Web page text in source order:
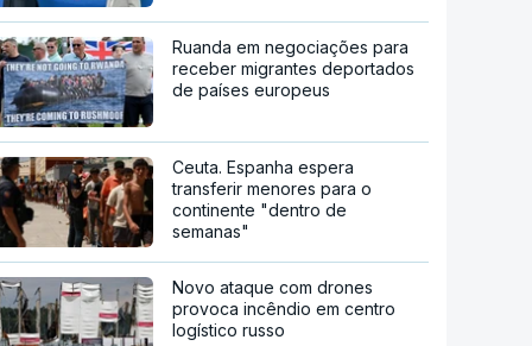
Ruanda em negociações para
receber migrantes deportados
de países europeus
Ceuta. Espanha espera
transferir menores para o
continente "dentro de
semanas"
Novo ataque com drones
provoca incêndio em centro
logístico russo